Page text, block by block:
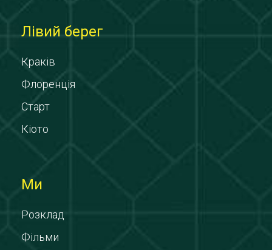
Лівий берег
Краків
Флоренція
Старт
Кіото
Ми
Розклад
Фільми